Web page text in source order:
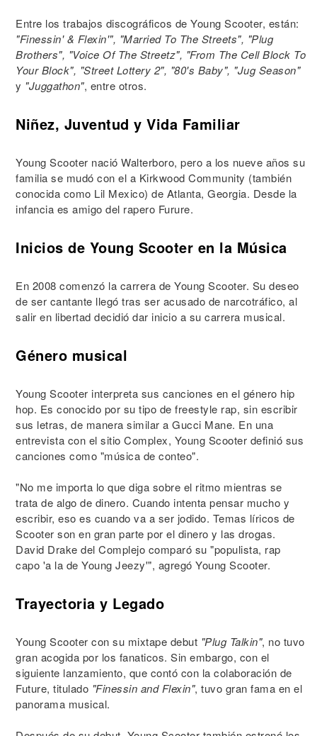
Entre los trabajos discográficos de Young Scooter, están:
"Finessin' & Flexin'", "Married To The Streets", "Plug
Brothers", "Voice Of The Streetz", "From The Cell Block To
Your Block", "Street Lottery 2", "80's Baby", "Jug Season"
y "Juggathon", entre otros.
Niñez, Juventud y Vida Familiar
Young Scooter nació Walterboro, pero a los nueve años su
familia se mudó con el a Kirkwood Community (también
conocida como Lil Mexico) de Atlanta, Georgia. Desde la
infancia es amigo del rapero Furure.
Inicios de Young Scooter en la Música
En 2008 comenzó la carrera de Young Scooter. Su deseo
de ser cantante llegó tras ser acusado de narcotráfico, al
salir en libertad decidió dar inicio a su carrera musical.
Género musical
Young Scooter interpreta sus canciones en el género hip
hop. Es conocido por su tipo de freestyle rap, sin escribir
sus letras, de manera similar a Gucci Mane. En una
entrevista con el sitio Complex, Young Scooter definió sus
canciones como "música de conteo".
"No me importa lo que diga sobre el ritmo mientras se
trata de algo de dinero. Cuando intenta pensar mucho y
escribir, eso es cuando va a ser jodido. Temas líricos de
Scooter son en gran parte por el dinero y las drogas.
David Drake del Complejo comparó su "populista, rap
capo 'a la de Young Jeezy'", agregó Young Scooter.
Trayectoria y Legado
Young Scooter con su mixtape debut "Plug Talkin", no tuvo
gran acogida por los fanaticos. Sin embargo, con el
siguiente lanzamiento, que contó con la colaboración de
Future, titulado "Finessin and Flexin", tuvo gran fama en el
panorama musical.